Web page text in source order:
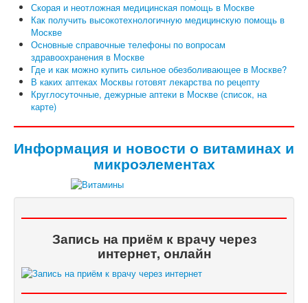
Скорая и неотложная медицинская помощь в Москве
Как получить высокотехнологичную медицинскую помощь в
Москве
Основные справочные телефоны по вопросам
здравоохранения в Москве
Где и как можно купить сильное обезболивающее в Москве?
В каких аптеках Москвы готовят лекарства по рецепту
Круглосуточные, дежурные аптеки в Москве (список, на
карте)
Информация и новости о витаминах и
микроэлементах
Запись на приём к врачу через
интернет, онлайн